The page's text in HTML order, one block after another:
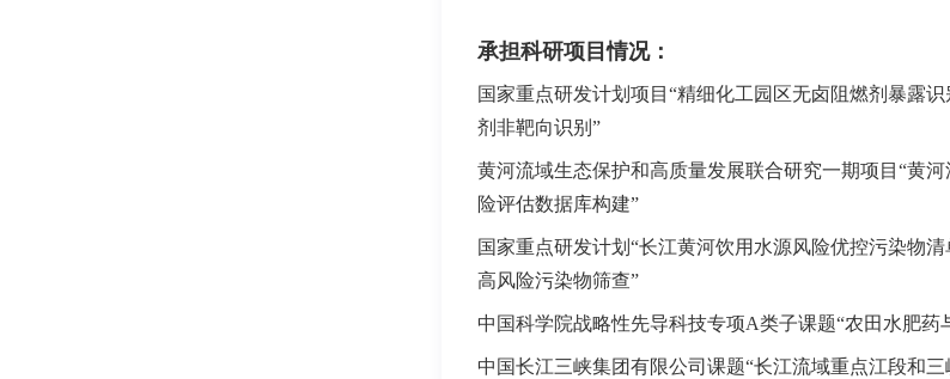
承担科研项目情况：
国家重点研发计划项目“精细化工园区无卤阻燃剂暴露
剂非靶向识别”
黄河流域生态保护和高质量发展联合研究一期项目“黄
险评估数据库构建”
国家重点研发计划“长江黄河饮用水源风险优控污染物
高风险污染物筛查”
中国科学院战略性先导科技专项A类子课题“农田水肥药
中国长江三峡集团有限公司课题“长江流域重点江段和